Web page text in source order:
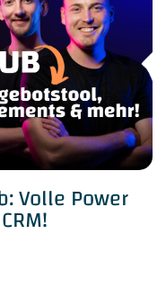
Volle Power